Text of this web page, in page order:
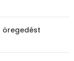
öregedést